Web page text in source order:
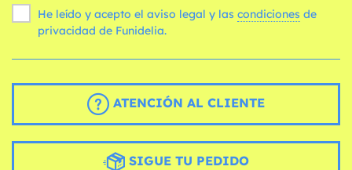
He leído y acepto el aviso legal y las condiciones
privacidad de Funidelia.
ATENCIÓN AL CLIENTE
SIGUE TU PEDIDO